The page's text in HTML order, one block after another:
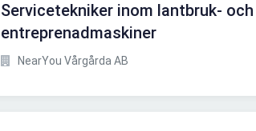
Servicetekniker inom lantbruk- och
entreprenadmaskiner
NearYou Vårgårda AB